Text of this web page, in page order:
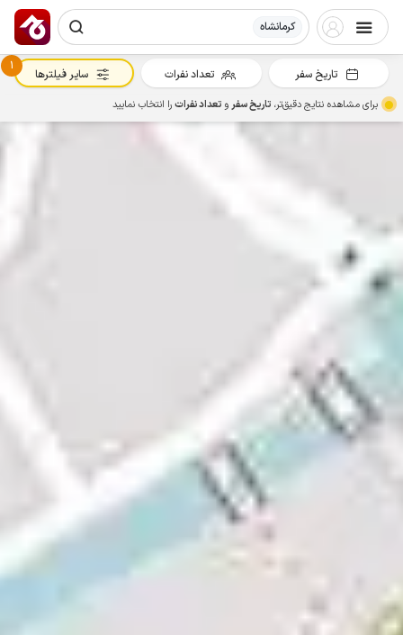
کرمانشاه
تاریخ سفر تعداد نفرات
1
سایر فیلترها
برای مشاهده نتایج دقیق‌تر، تاریخ سفرو تعداد نفراترا انتخاب نمایید